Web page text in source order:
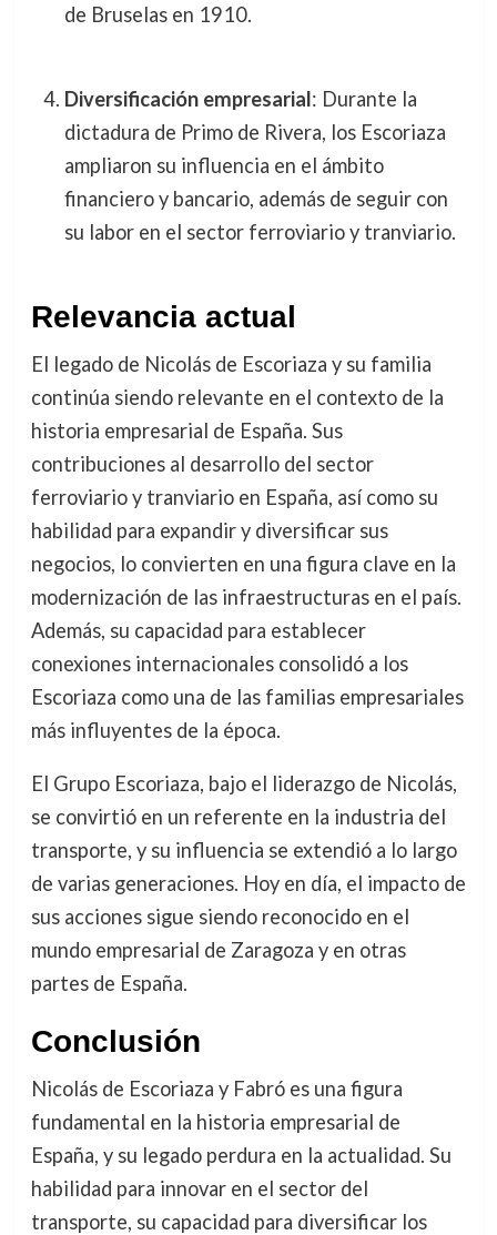
de Bruselas en 1910.
Diversificación empresarial: Durante la
dictadura de Primo de Rivera, los Escoriaza
ampliaron su influencia en el ámbito
financiero y bancario, además de seguir con
su labor en el sector ferroviario y tranviario.
Relevancia actual
El legado de Nicolás de Escoriaza y su familia
continúa siendo relevante en el contexto de la
historia empresarial de España. Sus
contribuciones al desarrollo del sector
ferroviario y tranviario en España, así como su
habilidad para expandir y diversificar sus
negocios, lo convierten en una figura clave en la
modernización de las infraestructuras en el país.
Además, su capacidad para establecer
conexiones internacionales consolidó a los
Escoriaza como una de las familias empresariales
más influyentes de la época.
El Grupo Escoriaza, bajo el liderazgo de Nicolás,
se convirtió en un referente en la industria del
transporte, y su influencia se extendió a lo largo
de varias generaciones. Hoy en día, el impacto de
sus acciones sigue siendo reconocido en el
mundo empresarial de Zaragoza y en otras
partes de España.
Conclusión
Nicolás de Escoriaza y Fabró es una figura
fundamental en la historia empresarial de
España, y su legado perdura en la actualidad. Su
habilidad para innovar en el sector del
transporte, su capacidad para diversificar los